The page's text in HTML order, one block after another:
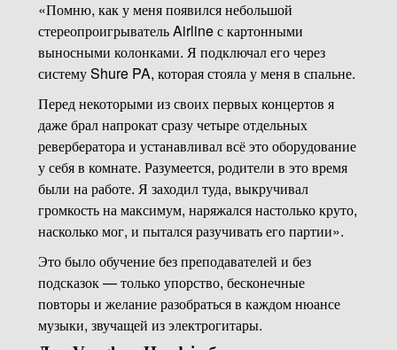
«Помню, как у меня появился небольшой
стереопроигрыватель Airline с картонными
выносными колонками. Я подключал его через
систему Shure PA, которая стояла у меня в спальне.
Перед некоторыми из своих первых концертов я
даже брал напрокат сразу четыре отдельных
ревербератора и устанавливал всё это оборудование
у себя в комнате. Разумеется, родители в это время
были на работе. Я заходил туда, выкручивал
громкость на максимум, наряжался настолько круто,
насколько мог, и пытался разучивать его партии».
Это было обучение без преподавателей и без
подсказок — только упорство, бесконечные
повторы и желание разобраться в каждом нюансе
музыки, звучащей из электрогитары.